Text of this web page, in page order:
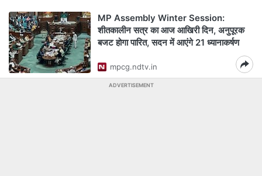
MP Assembly Winter Session:
शीतकालीन सत्र का आज आखिरी दिन, अनुपूरक
बजट होगा पारित, सदन में आएंगे 21 ध्यानाकर्षण
mpcg.ndtv.in
ADVERTISEMENT